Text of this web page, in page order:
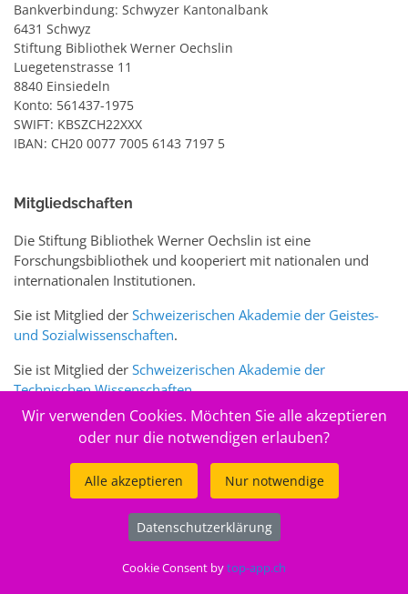
Bankverbindung: Schwyzer Kantonalbank
6431 Schwyz
Stiftung Bibliothek Werner Oechslin
Luegetenstrasse 11
8840 Einsiedeln
Konto: 561437-1975
SWIFT: KBSZCH22XXX
IBAN: CH20 0077 7005 6143 7197 5
Mitgliedschaften
Die Stiftung Bibliothek Werner Oechslin ist eine
Forschungsbibliothek und kooperiert mit nationalen und
internationalen Institutionen.
Sie ist Mitglied der Schweizerischen Akademie der Geistes-
und Sozialwissenschaften.
Sie ist Mitglied der Schweizerischen Akademie der
Technischen Wissenschaften.
Sie ist zudem Mitglied des Schweizer Portalswww.sciences-
Stiftung Bibliothek Werner Oechslin
Wir verwenden Cookies. Möchten Sie alle akzeptieren
oder nur die notwendigen erlauben?
Alle akzeptieren Nur notwendige
Datenschutzerklärung
Cookie Consent bytop-app.ch